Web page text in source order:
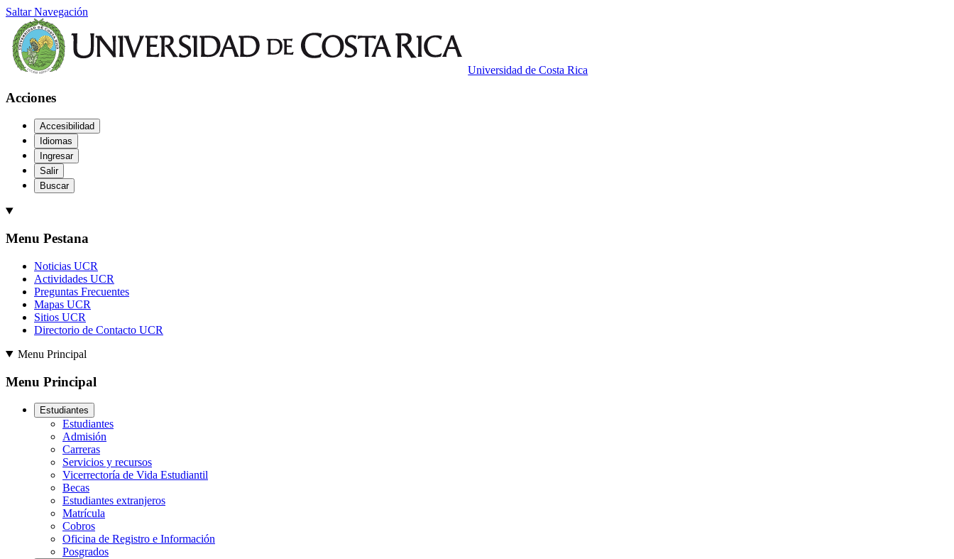
Saltar Navegación
Universidad de Costa Rica
Acciones
Accesibilidad
Idiomas
Ingresar
Salir
Buscar
Menu Pestana
Noticias UCR
Actividades UCR
Preguntas Frecuentes
Mapas UCR
Sitios UCR
Directorio de Contacto UCR
Menu Principal
Menu Principal
Estudiantes
Estudiantes
Admisión
Carreras
Servicios y recursos
Vicerrectoría de Vida Estudiantil
Becas
Estudiantes extranjeros
Matrícula
Cobros
Oficina de Registro e Información
Posgrados